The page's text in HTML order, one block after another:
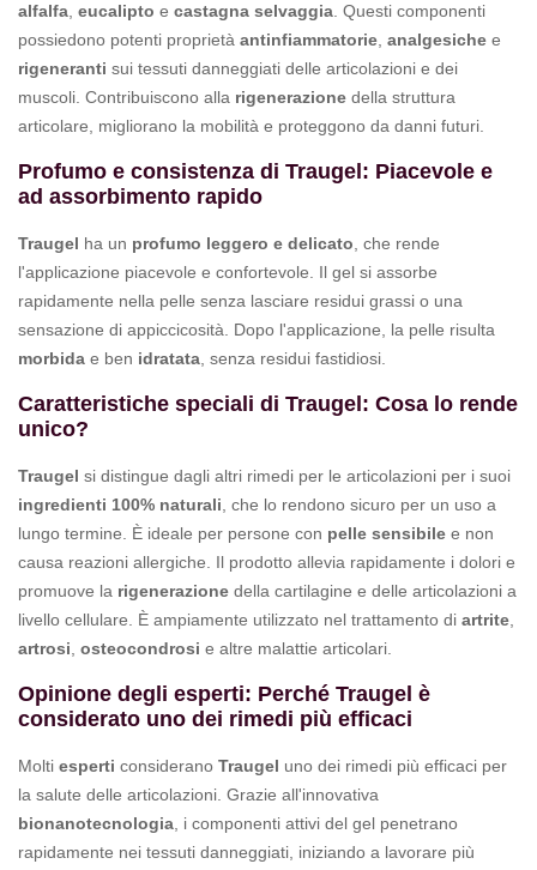
alfalfa, eucalipto e castagna selvaggia. Questi componenti
possiedono potenti proprietà antinfiammatorie, analgesiche e
rigeneranti sui tessuti danneggiati delle articolazioni e dei
muscoli. Contribuiscono alla rigenerazione della struttura
articolare, migliorano la mobilità e proteggono da danni futuri.
Profumo e consistenza di Traugel: Piacevole e
ad assorbimento rapido
Traugel ha un profumo leggero e delicato, che rende
l'applicazione piacevole e confortevole. Il gel si assorbe
rapidamente nella pelle senza lasciare residui grassi o una
sensazione di appiccicosità. Dopo l'applicazione, la pelle risulta
morbida e ben idratata, senza residui fastidiosi.
Caratteristiche speciali di Traugel: Cosa lo rende
unico?
Traugel si distingue dagli altri rimedi per le articolazioni per i suoi
ingredienti 100% naturali, che lo rendono sicuro per un uso a
lungo termine. È ideale per persone con pelle sensibile e non
causa reazioni allergiche. Il prodotto allevia rapidamente i dolori e
promuove la rigenerazione della cartilagine e delle articolazioni a
livello cellulare. È ampiamente utilizzato nel trattamento di artrite,
artrosi, osteocondrosi e altre malattie articolari.
Opinione degli esperti: Perché Traugel è
considerato uno dei rimedi più efficaci
Molti esperti considerano Traugel uno dei rimedi più efficaci per
la salute delle articolazioni. Grazie all'innovativa
bionanotecnologia, i componenti attivi del gel penetrano
rapidamente nei tessuti danneggiati, iniziando a lavorare più